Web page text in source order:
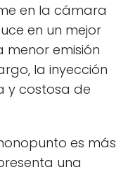
en la cámara
en un mejor
menor emisión
la inyección
y costosa de
es más
una